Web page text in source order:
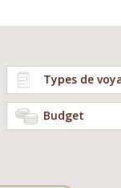
Types de
Budget